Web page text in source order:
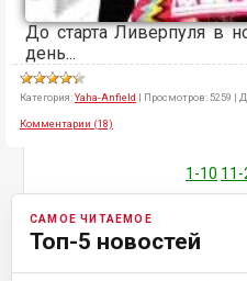
До старта Ливерпуля в
день...
Категория:Yaha-Anfield | Просмотров: 5259 |
Комментарии (18)
1-10 11-
САМОЕ ЧИТАЕМОЕ
Топ-5 новостей